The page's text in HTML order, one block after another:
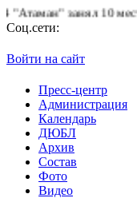
занял 10 место в
Соц.сети:
Войти на сайт
Пресс-центр
Администрация
Календарь
ДЮБЛ
Архив
Состав
Фото
Видео